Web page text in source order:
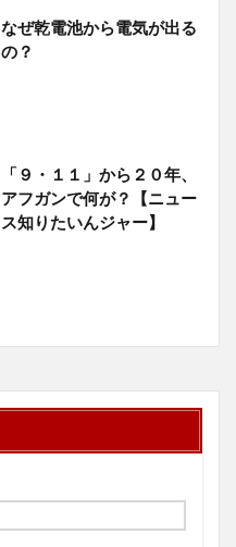
なぜ乾電池から電気が出る
の？
「９・１１」から２０年、
アフガンで何が？【ニュー
ス知りたいんジャー】